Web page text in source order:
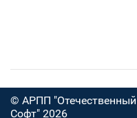
© АРПП "Отечественный
Софт" 2026